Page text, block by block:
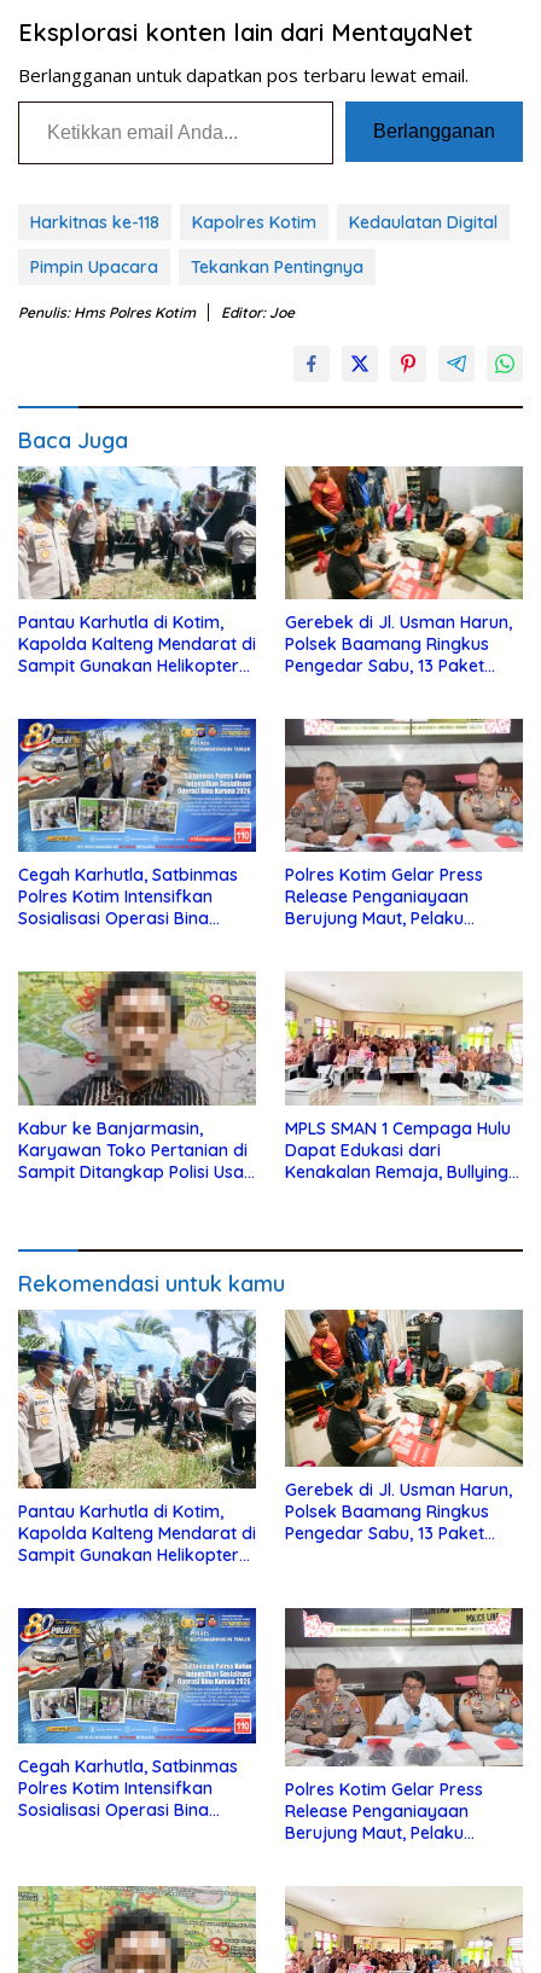
Eksplorasi konten lain dari MentayaNet
Berlangganan untuk dapatkan pos terbaru lewat email.
Ketikkan email Anda...
Berlangganan
Harkitnas ke-118 Kapolres Kotim Kedaulatan Digital
Pimpin Upacara Tekankan Pentingnya
Penulis: Hms Polres Kotim Editor: Joe
Baca Juga
Pantau Karhutla di Kotim,
Kapolda Kalteng Mendarat di
Sampit Gunakan Helikopter
Gerebek di Jl. Usman Harun,
Polsek Baamang Ringkus
Pengedar Sabu, 13 Paket
Cegah Karhutla, Satbinmas
Polres Kotim Intensifkan
Sosialisasi Operasi Bina
Polres Kotim Gelar Press
Release Penganiayaan
Berujung Maut, Pelaku
Kabur ke Banjarmasin,
Karyawan Toko Pertanian di
Sampit Ditangkap Polisi Usai
MPLS SMAN 1 Cempaga Hulu
Dapat Edukasi dari
Kenakalan Remaja, Bullying
Rekomendasi untuk kamu
Pantau Karhutla di Kotim,
Kapolda Kalteng Mendarat di
Sampit Gunakan Helikopter
Gerebek di Jl. Usman Harun,
Polsek Baamang Ringkus
Pengedar Sabu, 13 Paket
Cegah Karhutla, Satbinmas
Polres Kotim Intensifkan
Sosialisasi Operasi Bina
Polres Kotim Gelar Press
Release Penganiayaan
Berujung Maut, Pelaku